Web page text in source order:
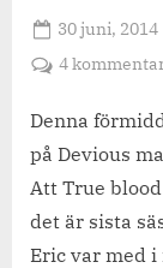
Posted
on
30 juni, 2014
4
Denna
på Devious
Att True
det är sista
Eric var med i